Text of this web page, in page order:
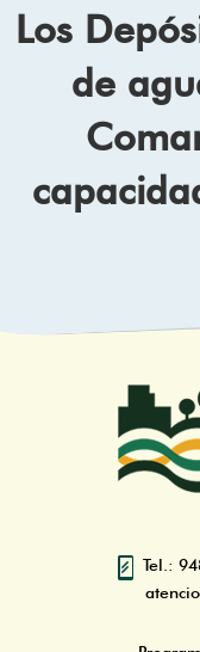
Los
de
Tel.: